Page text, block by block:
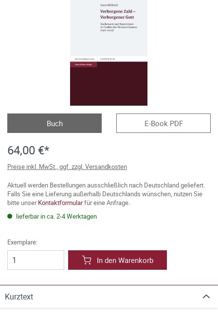
Buch E-Book PDF
64,00 €*
Preise inkl. MwSt., ggf. zzgl. Versandkosten
Aktuell werden Bestellungen ausschließlich nach Deutschland geliefert.
Falls Sie eine Lieferung außerhalb Deutschlands wünschen, nutzen Sie
bitte unserKontaktformularfür eine Anfrage.
lieferbar in ca. 2-4 Werktagen
Exemplare:
In den Warenkorb
Kurztext